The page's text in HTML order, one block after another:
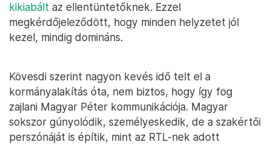
kikiabált az ellentüntetőknek. Ezzel
megkérdőjeleződött, hogy minden helyzetet jól
kezel, mindig domináns.
Kövesdi szerint nagyon kevés idő telt el a
kormányalakítás óta, nem biztos, hogy így fog
zajlani Magyar Péter kommunikációja. Magyar
sokszor gúnyolódik, személyeskedik, de a szakértői
perszónáját is építik, mint az RTL-nek adott